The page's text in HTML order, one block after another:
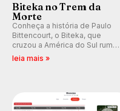
Biteka no Trem da
Morte
Conheça a história de Paulo
Bittencourt, o Biteka, que
cruzou a América do Sul rumo
ao Pacífico em uma jornada
leia mais »